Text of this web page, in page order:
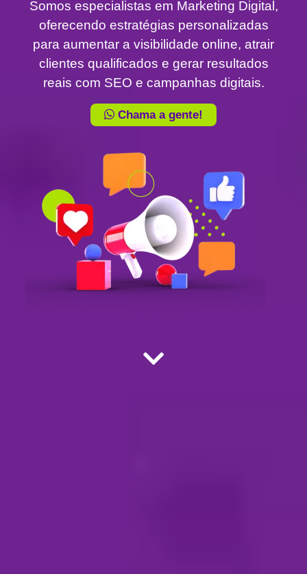
Somos especialistas em Marketing Digital,
oferecendo estratégias personalizadas
para aumentar a visibilidade online, atrair
clientes qualificados e gerar resultados
reais com SEO e campanhas digitais.
Chama a gente!